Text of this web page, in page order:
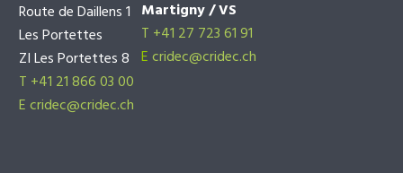
Route de Daillens 1
Les Portettes
ZI Les Portettes 8
T +41 21 866 03 00
Ecridec@cridec.ch
Martigny / VS
T +41 27 723 61 91
Ecridec@cridec.ch